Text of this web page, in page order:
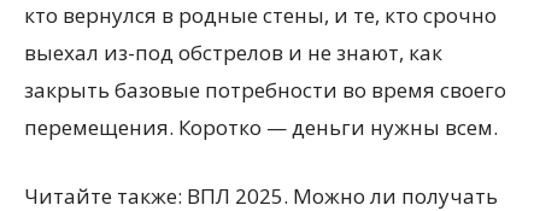
кто вернулся в родные стены, и те, кто срочно
выехал из-под обстрелов и не знают, как
закрыть базовые потребности во время своего
перемещения. Коротко — деньги нужны всем.
Читайте также: ВПЛ 2025. Можно ли получать